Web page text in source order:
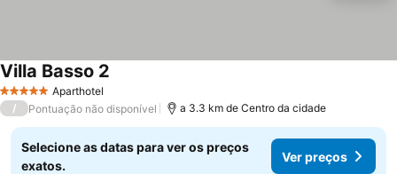
5 Estrelas Aparthotel
Villa Basso 2
/ Pontuação não disponível a 3.3 km de Centro da cidade
Selecione as datas para ver os preços
exatos.
Ver preços